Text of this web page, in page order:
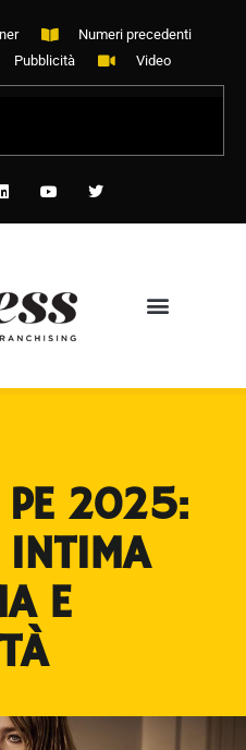
Numeri precedenti
Pubblicità Video
PE 2025:
INTIMA
E